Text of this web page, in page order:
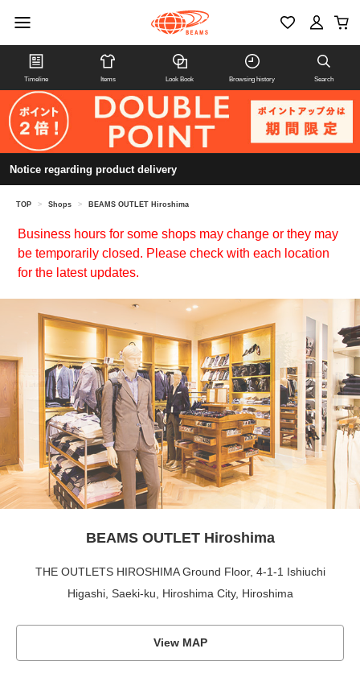
Timeline Items Look Book Browsing history Search
Notice regarding product delivery
TOP > Shops > BEAMS OUTLET Hiroshima
Business hours for some shops may change or they may
be temporarily closed. Please check with each location
for the latest updates.
BEAMS OUTLET Hiroshima
THE OUTLETS HIROSHIMA Ground Floor, 4-1-1 Ishiuchi
Higashi, Saeki-ku, Hiroshima City, Hiroshima
View MAP